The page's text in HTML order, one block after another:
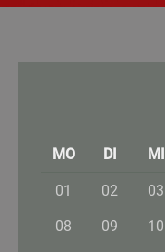
MO DI MI
01 02 03
08 09 10